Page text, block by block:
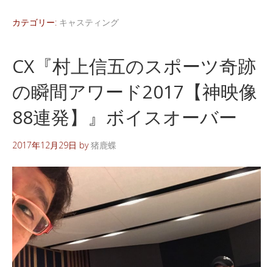
カテゴリー: キャスティング
CX『村上信五のスポーツ奇跡
の瞬間アワード2017【神映像
88連発】』ボイスオーバー
2017年12月29日 by猪鹿蝶